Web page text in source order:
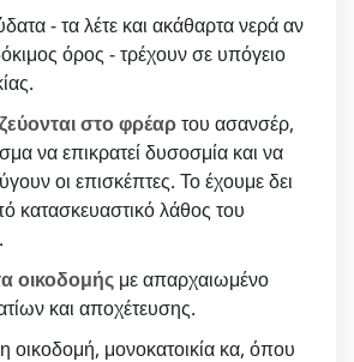
- τα λέτε και ακάθαρτα νερά αν
όρος - τρέχουν σε υπόγειο
στο φρέαρτου ασανσέρ,
να επικρατεί δυσοσμία και να
οι επισκέπτες. Το έχουμε δει
κατασκευαστικό λάθος του
οικοδομής με απαρχαιωμένο
και αποχέτευσης.
οικοδομή, μονοκατοικία κα, όπου